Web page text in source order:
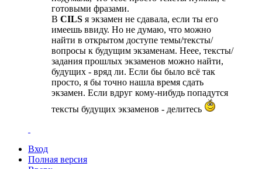
готовыми фразами.
В CILS я экзамен не сдавала, если ты его
имеешь ввиду. Но не думаю, что можно
найти в открытом доступе темы/тексты/
вопросы к будущим экзаменам. Неее, тексты/
задания прошлых экзаменов можно найти,
будущих - вряд ли. Если бы было всё так
просто, я бы точно нашла время сдать
экзамен. Если вдруг кому-нибудь попадутся
тексты будущих экзаменов - делитесь
Вход
Полная версия